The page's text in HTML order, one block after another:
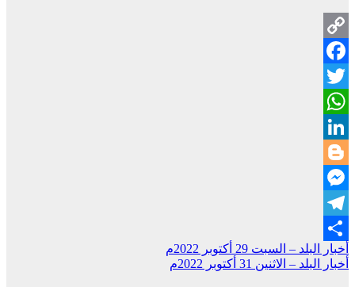
Copy
Link
Facebook
Twitter
WhatsApp
LinkedIn
Blogger
Messenger
Telegram
Share
تصفّح
المقالات
أخبار البلد – السبت 29 أكتوبر 2022م
أخبار البلد – الاثنين 31 أكتوبر 2022م